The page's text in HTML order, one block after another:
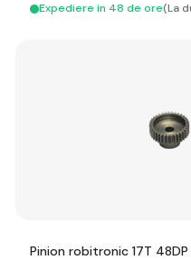
Expediere in 48 de ore(La
Pinion robitronic 17T 48DP